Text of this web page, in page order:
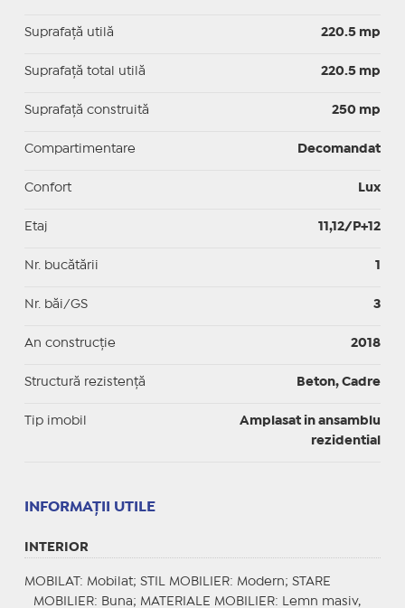
Suprafaţă utilă 220.5 mp
Suprafaţă total utilă 220.5 mp
Suprafaţă construită 250 mp
Compartimentare Decomandat
Confort Lux
Etaj 11,12/P+12
Nr. bucătării 1
Nr. băi/GS 3
An construcție 2018
Structură rezistență Beton, Cadre
Tip imobil
Amplasat in ansamblu
rezidential
INFORMAŢII UTILE
INTERIOR
MOBILAT : Mobilat; STIL MOBILIER: Modern; STARE
MOBILIER: Buna; MATERIALE MOBILIER: Lemn masiv,